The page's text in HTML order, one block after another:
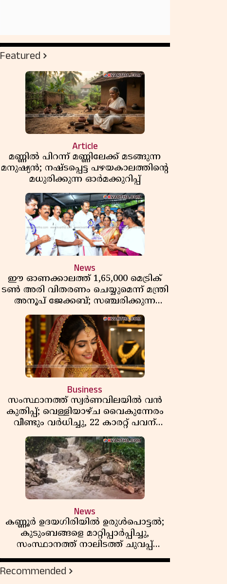
Featured
Article
മണ്ണിൽ പിറന്ന് മണ്ണിലേക്ക് മടങ്ങുന്ന
മനുഷ്യൻ; നഷ്ടപ്പെട്ട പഴയകാലത്തിൻ്റെ
മധുരിക്കുന്ന ഓർമക്കുറിപ്പ്
News
ഈ ഓണക്കാലത്ത് 1,65,000 മെട്രിക്
ടൺ അരി വിതരണം ചെയ്യുമെന്ന് മന്ത്രി
അനൂപ് ജേക്കബ്; സഞ്ചരിക്കുന്ന
റേഷൻ കടകൾക്ക് തുടക്കം
Business
സംസ്ഥാനത്ത് സ്വർണവിലയിൽ വൻ
കുതിപ്പ്; വെള്ളിയാഴ്ച വൈകുന്നേരം
വീണ്ടും വർധിച്ചു, 22 കാരറ്റ് പവന്
1,10,920 രൂപയായി
News
കണ്ണൂർ ഉദയഗിരിയിൽ ഉരുൾപൊട്ടൽ;
കുടുംബങ്ങളെ മാറ്റിപ്പാർപ്പിച്ചു,
സംസ്ഥാനത്ത് നാലിടത്ത് ചുവപ്പ്
ജാഗ്രത
Recommended